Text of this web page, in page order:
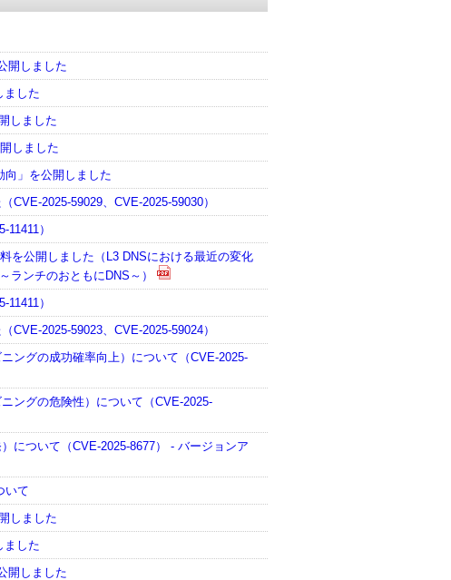
開しました
ました
しました
しました
向」を公開しました
CVE-2025-59029、CVE-2025-59030）
）
を公開しました（L3 DNSにおける最近の変化
ンチのおともにDNS～）
）
CVE-2025-59023、CVE-2025-59024）
ングの成功確率向上）について（CVE-2025-
ングの危険性）について（CVE-2025-
について（CVE-2025-8677） - バージョンア
いて
しました
ました
開しました